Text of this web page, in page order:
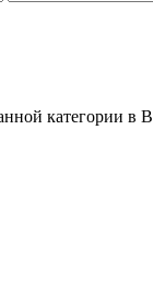
категории в